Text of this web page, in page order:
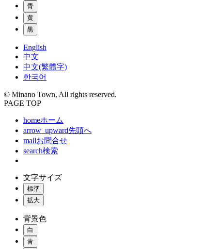
青
黄
黒
English
中文
中文(繁體字)
한국어
© Minano Town, All rights reserved.
PAGE TOP
homeホーム
arrow_upward先頭へ
mailお問合せ
search検索
文字サイズ
標準
拡大
背景色
白
青